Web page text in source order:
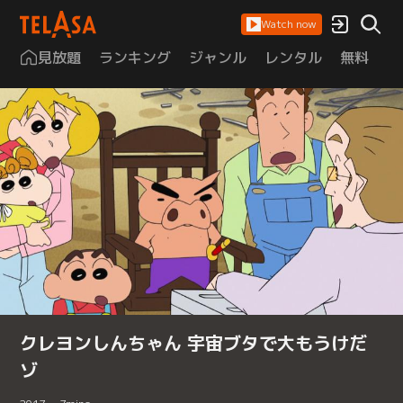
Watch now
見放題 ランキング ジャンル レンタル 無料
クレヨンしんちゃん 宇宙ブタで大もうけだ
ゾ